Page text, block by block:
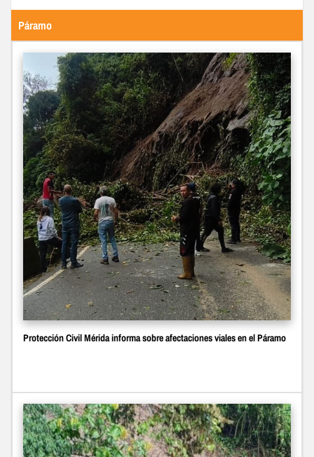
Páramo
Protección Civil Mérida informa sobre afectaciones viales en el Páramo